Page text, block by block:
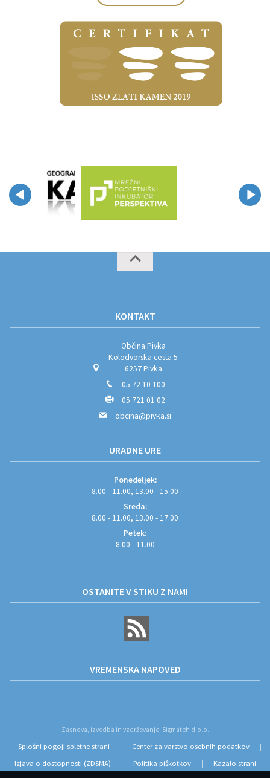
KONTAKT
Občina Pivka
Kolodvorska cesta 5
6257 Pivka
05 72 10 100
05 721 01 02
obcina@pivka.si
URADNE URE
Ponedeljek:
8.00 - 11.00, 13.00 - 15.00
Sreda:
8.00 - 11.00, 13.00 - 17.00
Petek:
8.00 - 11.00
OSTANITE V STIKU Z NAMI
VREMENSKA NAPOVED
Zasnova, izvedba in vzdrževanje: Sigmateh d.o.o.
Splošni pogoji spletne strani Center za varstvo osebnih podatkov
Izjava o dostopnosti (ZDSMA) Politika piškotkov Kazalo strani